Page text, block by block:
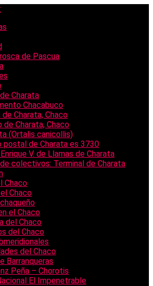
de Pascua
Charata
Chacabuco
de Charata, Chaco
de Charata, Chaco
(Ortalis canicollis)
postal de Charata es 3730
V. de Llamas de Charata
colectivos: Terminal de Charata
Chaco
Chaco
el Chaco
del Chaco
del Chaco
del Chaco
Barranqueras
Peña – Chorotis
El Impenetrable